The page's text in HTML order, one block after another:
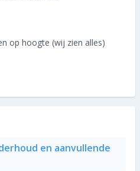
op hoogte (wij zien alles)
en aanvullende